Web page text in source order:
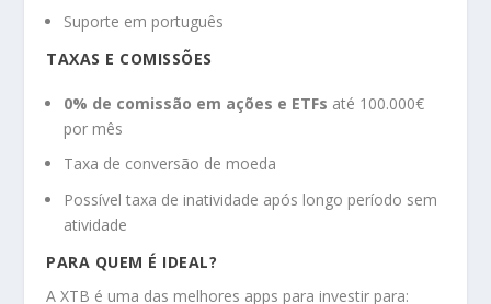
Suporte em português
TAXAS E COMISSÕES
0% de comissão em ações e ETFs até 100.000€
por mês
Taxa de conversão de moeda
Possível taxa de inatividade após longo período sem
atividade
PARA QUEM É IDEAL?
A XTB é uma das melhores apps para investir para: